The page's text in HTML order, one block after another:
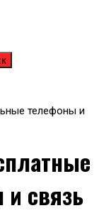
телефоны и
связь